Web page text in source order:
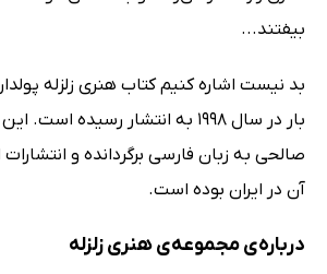
بیفتند...
بد نیست اشاره کنیم کتاب هنری زلزله
بار در سال 1998 به انتشار رسیده
صالحی به زبان فارسی برگردانده و
آن در ایران بوده است.
درباره‌ی مجموعه‌ی هنری زلزله